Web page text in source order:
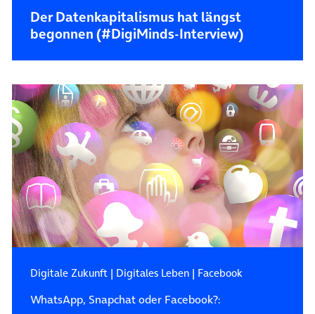
Der Datenkapitalismus hat längst
begonnen (#DigiMinds-Interview)
Digitale Zukunft| Digitales Leben| Facebook
WhatsApp, Snapchat oder Facebook?: